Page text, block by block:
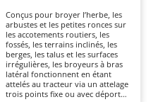
moyenne à grande. Elles sont
généralement compatibles avec
des tracteurs d'une puissance
comprise entre 30 et 70 CV et,
surtout, avec une pompe
hydraulique d'un débit minimal de
30 l/min. Elles sont disponibles en
différentes robustesses et poids
pour s'adapter à la puissance du
Conçus pour broyer l’herbe, les
arbustes et les petites ronces sur
les accotements routiers, les
fossés, les terrains inclinés, les
berges, les talus et les surfaces
irrégulières, les broyeurs à bras
latéral fonctionnent en étant
attelés au tracteur via un attelage
trois points fixe ou avec déport